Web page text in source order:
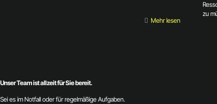
Mehr lesen
zu
Unser Team ist allzeit für Sie bereit.
Sei es im Notfall oder für regelmäßige Aufgaben.